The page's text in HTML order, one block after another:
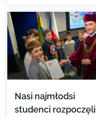
Nasi najmłodsi
studenci rozpoczęli